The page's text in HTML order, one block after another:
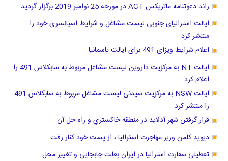
راند دعوتنامه ماتریکس ACT در مورخه 25 نوامبر 2019 برگزار گردید
ایالت استرالیای جنوبی لیست مشاغل و شرایط اسپانسری خود را
منتشر کرد
اعلام شرایط ویزای 491 برای ایالت تاسمانیا
ایالت NT به مرکزیت داروین لیست مشاغل مربوط به سابکلاس 491 را
اعلام کرد
ایالت NSW به مرکزیت سیدنی لیست مشاغل مربوط به سابکلاس 491
را منتشر کرد
قرار گرفتن شهر آدلاید در منطقه خاكستري و راه حل آن
دیوید کلمن وزیر مهاجرت استرالیا ، از پست خود کنار رفت
تعطیلی سفارت استرالیا در ایران بعلت جابجایی و تغییر محل